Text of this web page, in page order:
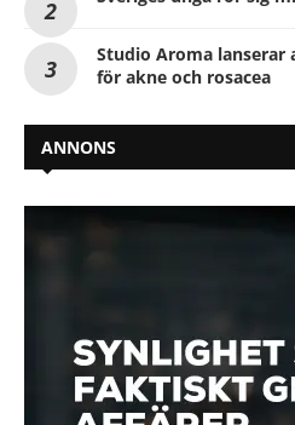
Studio Aroma lanserar
för akne och rosacea
ANNONS